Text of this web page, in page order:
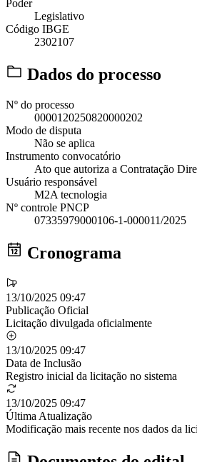
Poder
Legislativo
Código IBGE
2302107
Dados do processo
Nº do processo
0000120250820000202
Modo de disputa
Não se aplica
Instrumento convocatório
Ato que autoriza a Contratação
Usuário responsável
M2A tecnologia
Nº controle PNCP
07335979000106-1-000011/2025
Cronograma
13/10/2025 09:47
Publicação Oficial
Licitação divulgada oficialmente
13/10/2025 09:47
Data de Inclusão
Registro inicial da licitação no sistema
13/10/2025 09:47
Última Atualização
Modificação mais recente nos dados da